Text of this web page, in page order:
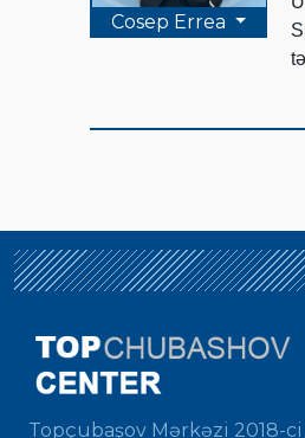
Cosep Errea
Topçubaşov Mərkəzi 2018-